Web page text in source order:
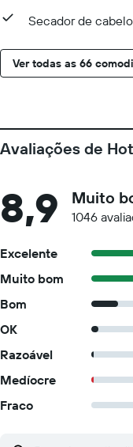
Secador de cabelo
Ver todas as 66
Avaliações de
8,9 Muito
1046
Excelente
Muito bom
Bom
OK
Razoável
Medíocre
Fraco